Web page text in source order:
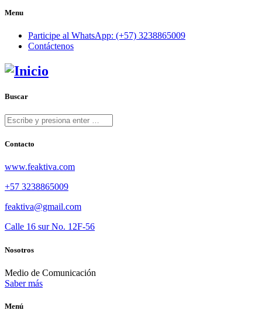
Menu
Participe al WhatsApp: (+57) 3238865009
Contáctenos
Buscar
Contacto
www.feaktiva.com
+57 3238865009
feaktiva@gmail.com
Calle 16 sur No. 12F-56
Nosotros
Medio de Comunicación
Saber más
Menú